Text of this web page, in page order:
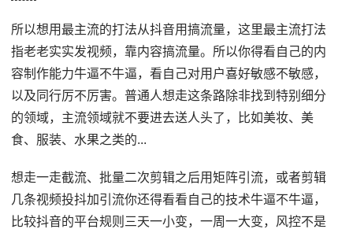
所以想⽤最主流的打法从抖⾳⽤搞流量，这⾥最主流打法
指⽼⽼实实发视频，靠内容搞流量。所以你得看⾃⼰的内
容制作能⼒⽜逼不⽜逼，看⾃⼰对⽤户喜好敏感不敏感，
以及同⾏厉不厉害。普通⼈想⾛这条路除⾮找到特别细分
的领域，主流领域就不要进去送⼈头了，⽐如美妆、美
⻝、服装、⽔果之类的...
想⾛⼀⾛截流、批量⼆次剪辑之后⽤矩阵引流，或者剪辑
⼏条视频投抖加引流你还得看看自己的技术⽜逼不⽜逼，
⽐较抖⾳的平台规则三天⼀⼩变，⼀周⼀⼤变，⻛控不是